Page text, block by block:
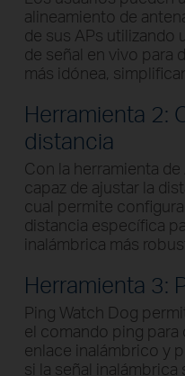
alineamiento de
de sus APs utilizando
de señal en vivo para
más idónea,
Herramienta 2:
distancia
Con la herramienta
capaz de ajustar la
cual permite
distancia específica
inalámbrica más
Herramienta 3:
Ping Watch Dog
el comando ping para
enlace inalámbrico y
si la señal